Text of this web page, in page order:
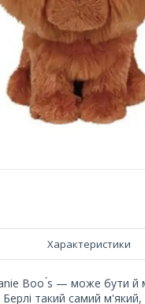
Характеристики
Boo ́s — може бути й
такий самий